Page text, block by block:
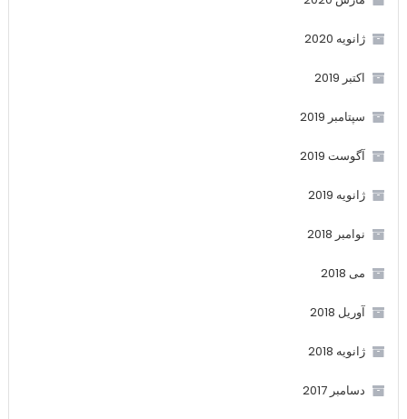
ژانویه 2020
اکتبر 2019
سپتامبر 2019
آگوست 2019
ژانویه 2019
نوامبر 2018
می 2018
آوریل 2018
ژانویه 2018
دسامبر 2017